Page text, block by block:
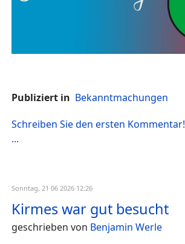
Publiziert in Bekanntmachungen
Schreiben Sie den ersten Kommentar!
...
Sonntag, 21 06 2026 12:26
Kirmes war gut besucht
geschrieben von Benjamin Werle